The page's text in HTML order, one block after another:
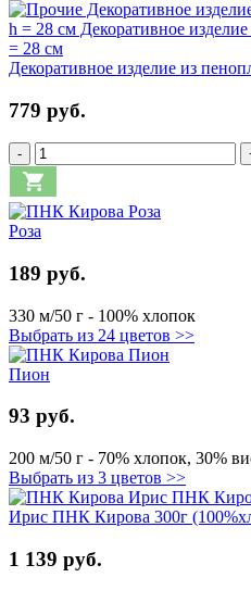
Декоративное изделие из
779 руб.
-
Роза
189 руб.
330 м/50 г - 100% хлопок
Выбрать из 24 цветов >>
Пион
93 руб.
200 м/50 г - 70% хлопок, 30%
Выбрать из 3 цветов >>
Ирис ПНК Кирова 300г
1 139 руб.